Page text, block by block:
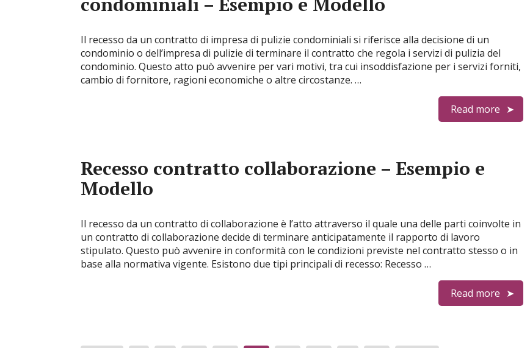
Il recesso da un contratto di impresa di pulizie condominiali si riferisce alla decisione di un
condominio o dell’impresa di pulizie di terminare il contratto che regola i servizi di pulizia del
condominio. Questo atto può avvenire per vari motivi, tra cui insoddisfazione per i servizi forniti,
cambio di fornitore, ragioni economiche o altre circostanze. …
Read more
Recesso contratto collaborazione – Esempio e
Modello
Il recesso da un contratto di collaborazione è l’atto attraverso il quale una delle parti coinvolte in
un contratto di collaborazione decide di terminare anticipatamente il rapporto di lavoro
stipulato. Questo può avvenire in conformità con le condizioni previste nel contratto stesso o in
base alla normativa vigente. Esistono due tipi principali di recesso: Recesso …
Read more